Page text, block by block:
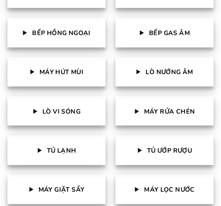
BẾP HỒNG NGOẠI BẾP GAS ÂM
MÁY HÚT MÙI LÒ NƯỚNG ÂM
LÒ VI SÓNG MÁY RỬA CHÉN
TỦ LẠNH TỦ ƯỚP RƯỢU
MÁY GIẶT SẤY MÁY LỌC NƯỚC